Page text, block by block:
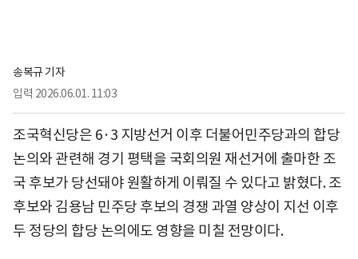
송복규 기자
입력 2026.06.01. 11:03
조국혁신당은 6·3 지방선거 이후 더불어민주당과의 합당
논의와 관련해 경기 평택을 국회의원 재선거에 출마한 조
국 후보가 당선돼야 원활하게 이뤄질 수 있다고 밝혔다. 조
후보와 김용남 민주당 후보의 경쟁 과열 양상이 지선 이후
두 정당의 합당 논의에도 영향을 미칠 전망이다.